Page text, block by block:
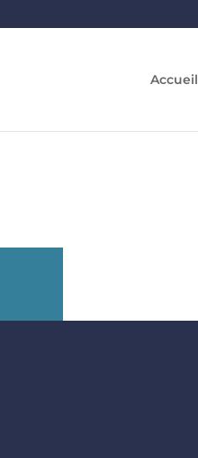
Accueil